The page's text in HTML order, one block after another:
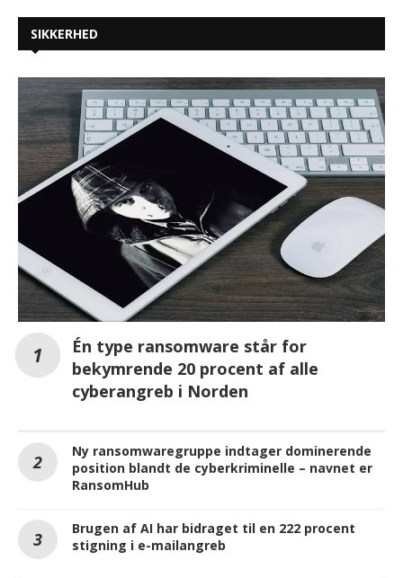
SIKKERHED
Én type ransomware står for
bekymrende 20 procent af alle
cyberangreb i Norden
Ny ransomwaregruppe indtager dominerende
position blandt de cyberkriminelle – navnet er
RansomHub
Brugen af AI har bidraget til en 222 procent
stigning i e-mailangreb